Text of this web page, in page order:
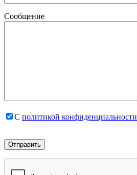
Сообщение
С политикой конфиденциальности